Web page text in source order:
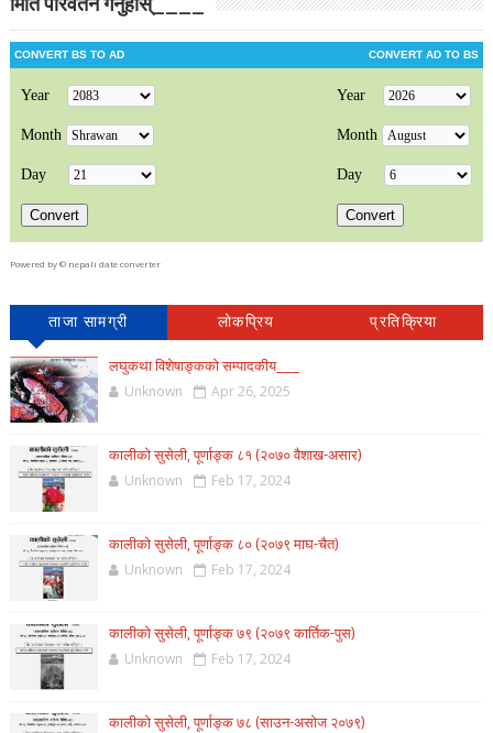
Powered by © nepali date converter
ताजा सामग्री लोकप्रिय प्रतिक्रिया
लघुकथा विशेषाङ्कको सम्पादकीय___
Unknown Apr 26, 2025
कालीको सुसेली, पूर्णाङ्क ८१ (२०७० वैशाख-असार)
Unknown Feb 17, 2024
कालीको सुसेली, पूर्णाङ्क ८० (२०७९ माघ-चैत)
Unknown Feb 17, 2024
कालीको सुसेली, पूर्णाङ्क ७९ (२०७९ कार्तिक-पुस)
Unknown Feb 17, 2024
कालीको सुसेली, पूर्णाङ्क ७८ (साउन-असोज २०७९)